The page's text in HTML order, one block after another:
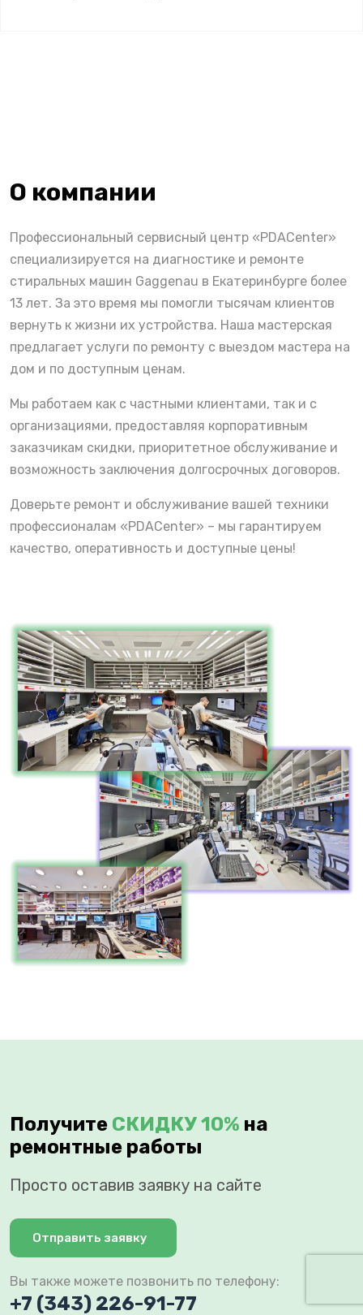
О компании
Профессиональный сервисный центр «PDACenter»
специализируется на диагностике и ремонте
стиральных машин Gaggenau в Екатеринбурге более
13 лет. За это время мы помогли тысячам клиентов
вернуть к жизни их устройства. Наша мастерская
предлагает услуги по ремонту с выездом мастера на
дом и по доступным ценам.
Мы работаем как с частными клиентами, так и с
организациями, предоставляя корпоративным
заказчикам скидки, приоритетное обслуживание и
возможность заключения долгосрочных договоров.
Доверьте ремонт и обслуживание вашей техники
профессионалам «PDACenter» – мы гарантируем
качество, оперативность и доступные цены!
Получите СКИДКУ 10% на
ремонтные работы
Просто оставив заявку на сайте
Отправить заявку
Вы также можете позвонить по телефону:
+7 (343) 226-91-77